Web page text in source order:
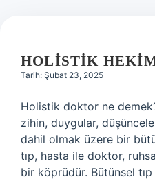
HOLISTIK
Tarih: Şubat 23, 2025
Holistik doktor ne
zihin, duygular,
dahil olmak üzere bir
tıp, hasta ile doktor,
bir köprüdür. Bütünsel tıp